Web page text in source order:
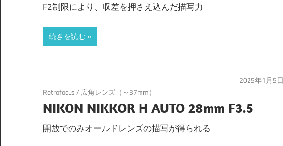
F2制限により、収差を押さえ込んだ描写力
続きを読む
2025年1月5日
Retrofocus/ 広角レンズ（～37mm）
NIKON NIKKOR H AUTO 28mm F3.5
開放でのみオールドレンズの描写が得られる